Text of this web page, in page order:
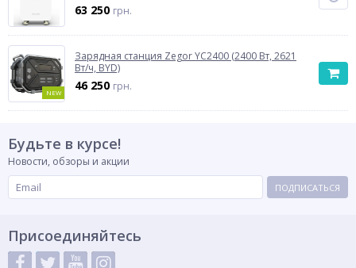
63 250 грн.
NEW
Зарядная станция Zegor YC2400 (2400 Вт, 2621
Вт/ч, BYD)
46 250 грн.
Будьте в курсе!
Новости, обзоры и акции
ПОДПИСАТЬСЯ
Присоединяйтесь